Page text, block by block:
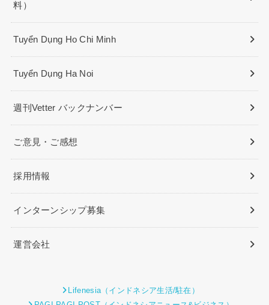
料）
Tuyển Dụng Ho Chi Minh
Tuyển Dụng Ha Noi
週刊Vetter バックナンバー
ご意見・ご感想
採用情報
インターンシップ募集
運営会社
Lifenesia（インドネシア生活/駐在）